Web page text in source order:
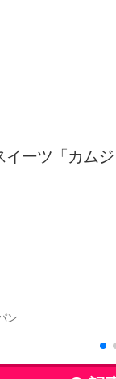
イーツ「カム
ン